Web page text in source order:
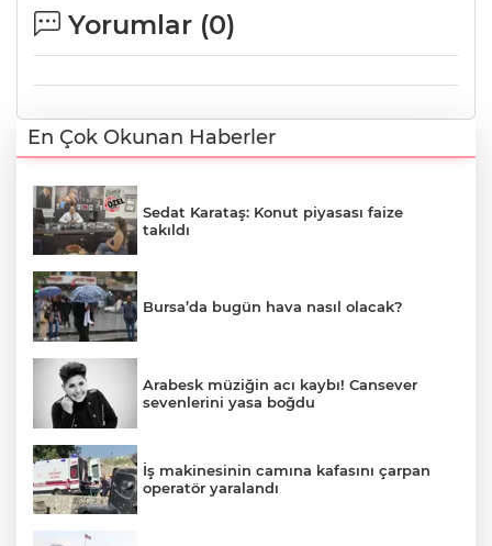
Yorumlar (0)
En Çok Okunan Haberler
Sedat Karataş: Konut piyasası faize
takıldı
Bursa’da bugün hava nasıl olacak?
Arabesk müziğin acı kaybı! Cansever
sevenlerini yasa boğdu
İş makinesinin camına kafasını çarpan
operatör yaralandı